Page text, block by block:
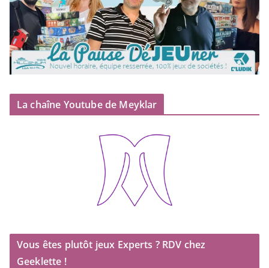
La chaîne Youtube de Meyklar
Vous êtes plutôt jeux Experts ? RDV chez
Geeklette !